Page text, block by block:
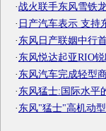
·战火联手东风雪铁
· 日产汽车表示 支持
·东风日产联姻中行
·东风悦达起亚RIO
·东风汽车完成轻型
·东风猛士:国际水平
·东风"猛士"高机动